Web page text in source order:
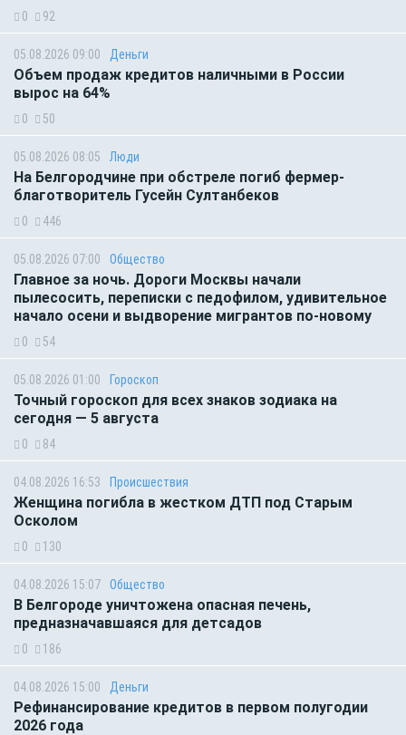
0 92
05.08.2026 09:00 Деньги
Объем продаж кредитов наличными в России
вырос на 64%
0 50
05.08.2026 08:05 Люди
На Белгородчине при обстреле погиб фермер-
благотворитель Гусейн Султанбеков
0 446
05.08.2026 07:00 Общество
Главное за ночь. Дороги Москвы начали
пылесосить, переписки с педофилом, удивительное
начало осени и выдворение мигрантов по-новому
0 54
05.08.2026 01:00 Гороскоп
Точный гороскоп для всех знаков зодиака на
сегодня — 5 августа
0 84
04.08.2026 16:53 Происшествия
Женщина погибла в жестком ДТП под Старым
Осколом
0 130
04.08.2026 15:07 Общество
В Белгороде уничтожена опасная печень,
предназначавшаяся для детсадов
0 186
04.08.2026 15:00 Деньги
Рефинансирование кредитов в первом полугодии
2026 года